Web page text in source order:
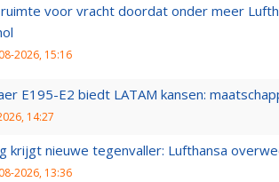
voor vracht doordat onder meer
2026, 15:16
E195-E2 biedt LATAM kansen:
14:27
krijgt nieuwe tegenvaller: Lufthansa
2026, 13:36